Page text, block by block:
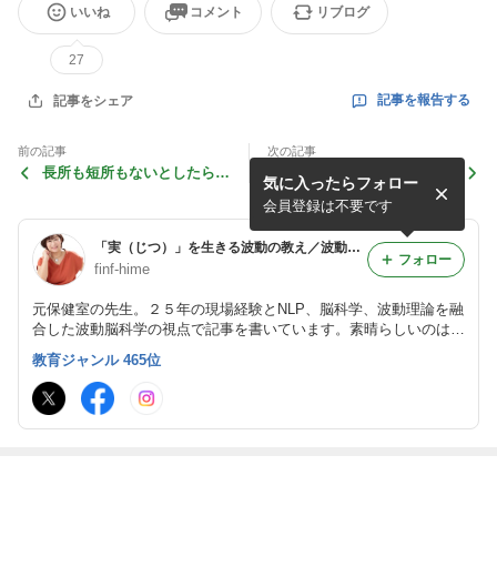
いいね
27
コメント リブログ
記事をシェア 記事を報告する
前の記事
長所も短所もないとしたら〇
次の記事
11/16 全国の会場で一斉体
験！教育現場発の新★対人支
援ツールを解禁!
「実（じつ）」を生きる波動の教え／波動脳科学で内側を整える
finf-hime
元保健室の先生。２５年の現場経験とNLP、脳科学、波動理論を融
合した波動脳科学の視点で記事を書いています。素晴らしいのは何
かの手法や◎◎心理学ではなく、人間の可能性です。スキルや手法
は枝葉。大切なのは人間理解と自分自身の土台です！
気に入ったらフォロー
会員登録は不要です
フォロー
教育ジャンル 465位